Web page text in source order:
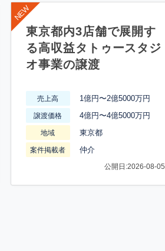
東京都内3店舗で展開す
る高収益タトゥースタジ
オ事業の譲渡
売上高 1億円〜2億5000万円
譲渡価格 4億円〜4億5000万円
地域 東京都
案件掲載者 仲介
公開日:2026-08-05